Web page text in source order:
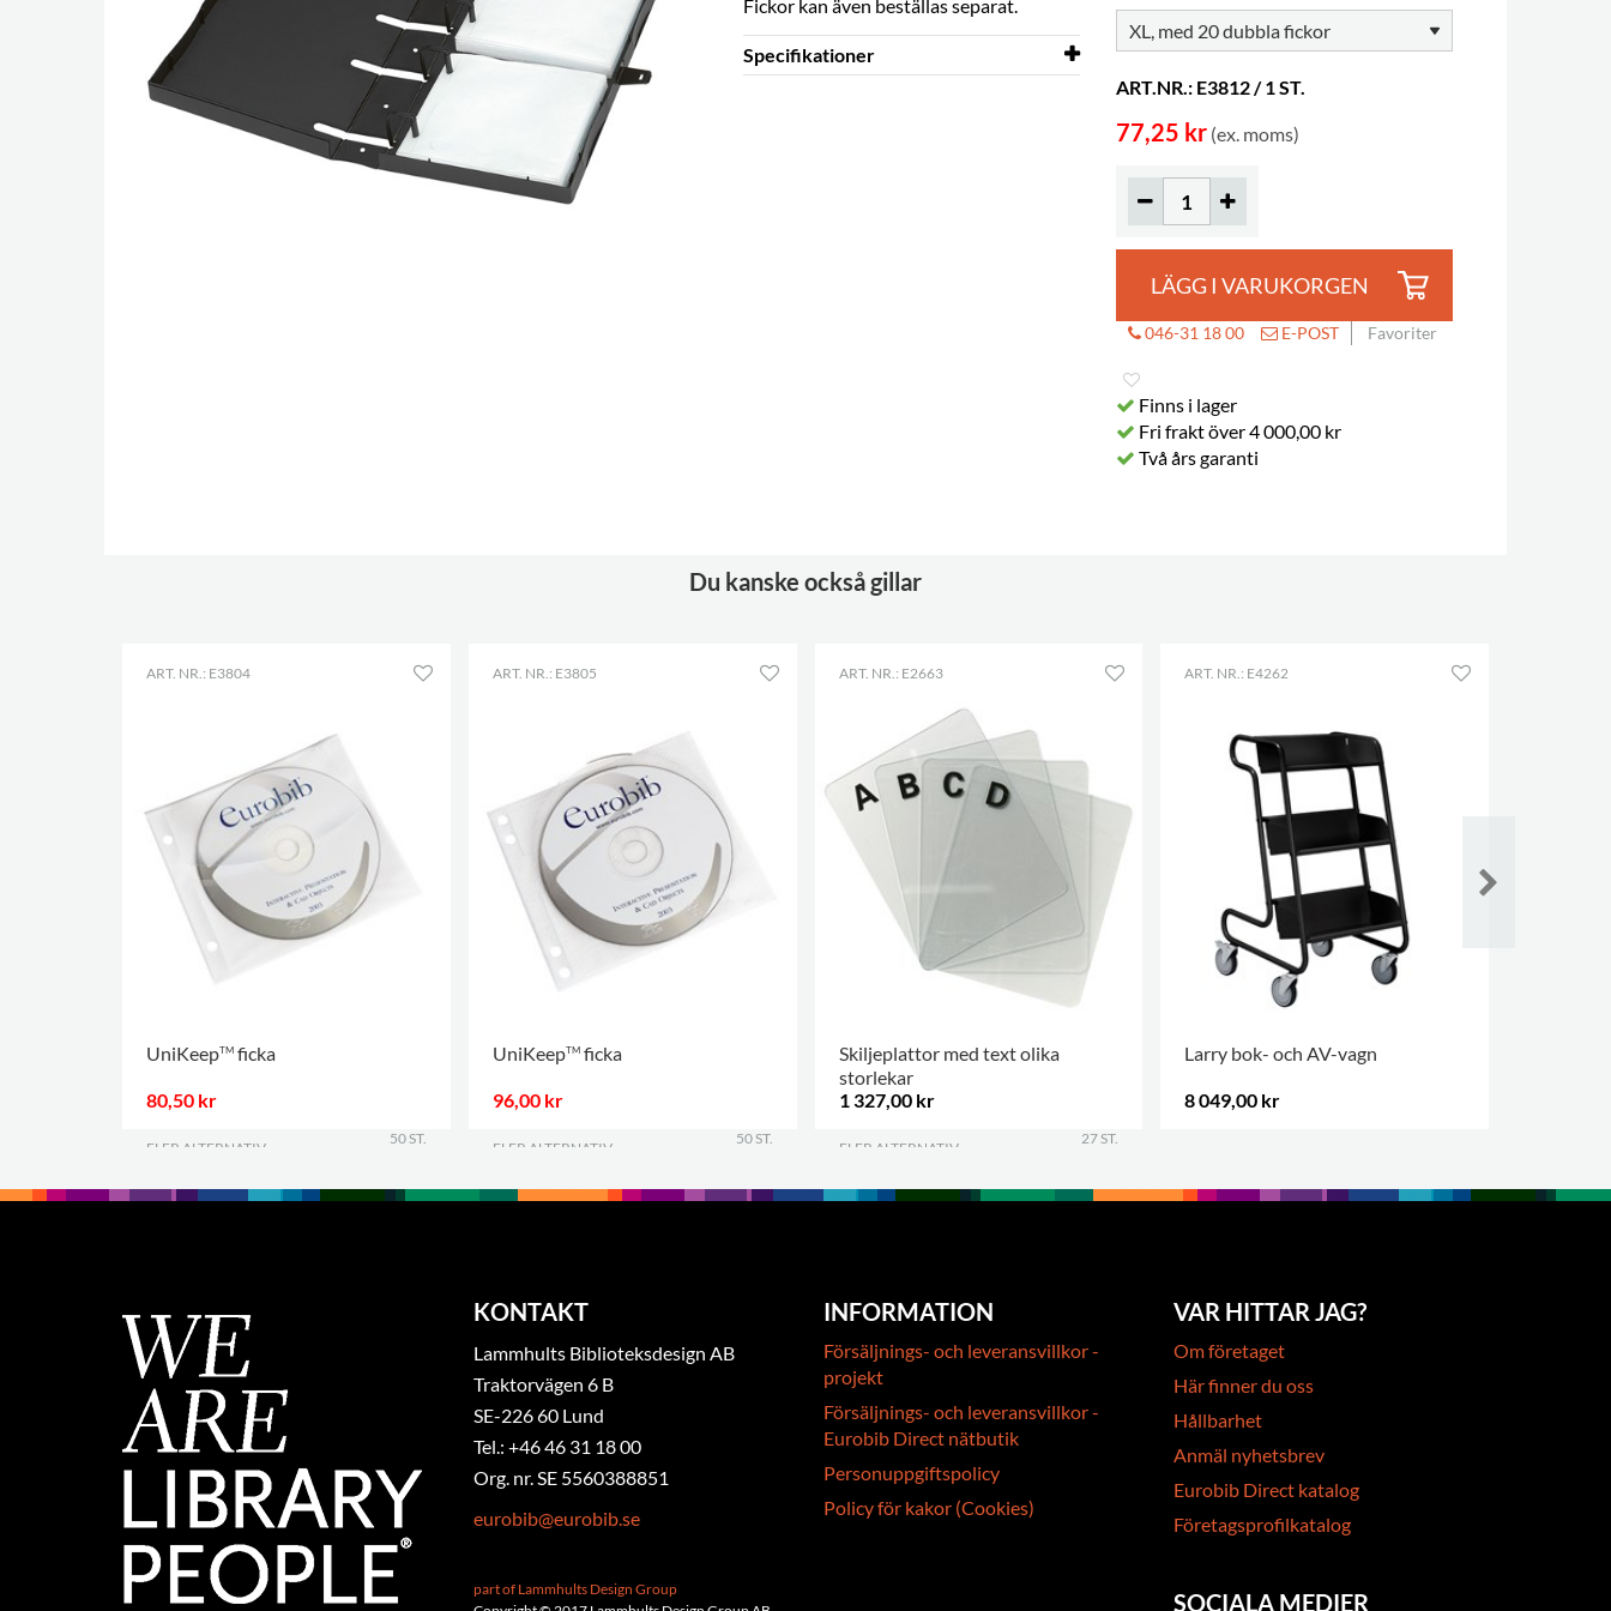
Fickor kan även beställas separat.
Specifikationer
ART.NR.: E3812 / 1 ST.
77,25 kr (ex. moms)
LÄGG I VARUKORGEN
046-31 18 00 E-POST Favoriter
Finns i lager
Fri frakt över 4 000,00 kr
Två års garanti
Du kanske också gillar
ART. NR.: E3804
UniKeepTM ficka
80,50 kr
FLER ALTERNATIV
50 ST.
ART. NR.: E3805
UniKeepTMficka
96,00 kr
FLER ALTERNATIV
50 ST.
ART. NR.: E2663
Skiljeplattor med text olika
storlekar
1 327,00 kr
FLER ALTERNATIV
27 ST.
ART. NR.: E4262
Larry bok- och AV-vagn
8 049,00 kr
KONTAKT
Lammhults Biblioteksdesign AB
Traktorvägen 6 B
SE-226 60 Lund
Tel.: +46 46 31 18 00
Org. nr. SE 5560388851
eurobib@eurobib.se
part of Lammhults Design Group
INFORMATION
Försäljnings- och leveransvillkor -
projekt
Försäljnings- och leveransvillkor -
Eurobib Direct nätbutik
Personuppgiftspolicy
Policy för kakor (Cookies)
VAR HITTAR JAG?
Om företaget
Här finner du oss
Hållbarhet
Anmäl nyhetsbrev
Eurobib Direct katalog
Företagsprofilkatalog
SOCIALA MEDIER